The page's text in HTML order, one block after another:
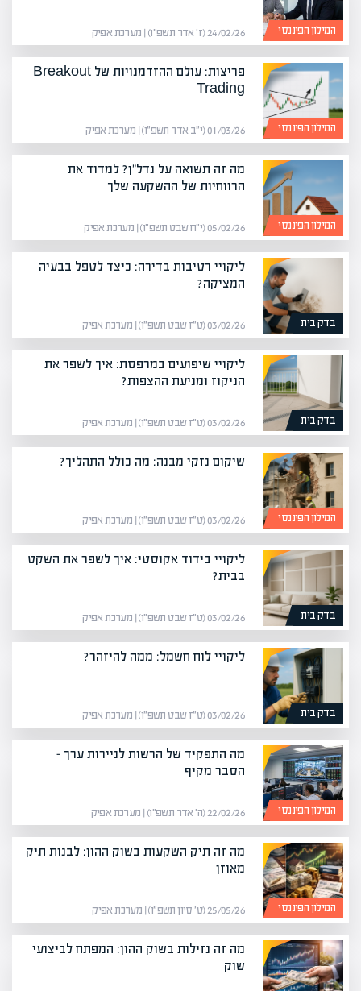
המילון הפיננסי 24/02/26 (ז׳ אדר תשפ״ו) | מערכת אפיק
המילון הפיננסי
פריצות: עולם ההזדמנויות של Breakout
Trading
01/03/26 (י״ב אדר תשפ״ו) | מערכת אפיק
המילון הפיננסי
מה זה תשואה על נדל"ן? למדוד את
הרווחיות של ההשקעה שלך
05/02/26 (י״ח שבט תשפ״ו) | מערכת אפיק
בדק בית
ליקויי רטיבות בדירה: כיצד לטפל בבעיה
המציקה?
03/02/26 (ט״ז שבט תשפ״ו) | מערכת אפיק
בדק בית
ליקויי שיפועים במרפסת: איך לשפר את
הניקוז ומניעת ההצפות?
03/02/26 (ט״ז שבט תשפ״ו) | מערכת אפיק
המילון הפיננסי
שיקום נזקי מבנה: מה כולל התהליך?
03/02/26 (ט״ז שבט תשפ״ו) | מערכת אפיק
בדק בית
ליקויי בידוד אקוסטי: איך לשפר את השקט
בבית?
03/02/26 (ט״ז שבט תשפ״ו) | מערכת אפיק
בדק בית
ליקויי לוח חשמל: ממה להיזהר?
03/02/26 (ט״ז שבט תשפ״ו) | מערכת אפיק
המילון הפיננסי
מה התפקיד של הרשות לניירות ערך –
הסבר מקיף
22/02/26 (ה׳ אדר תשפ״ו) | מערכת אפיק
המילון הפיננסי
מה זה תיק השקעות בשוק ההון: לבנות תיק
מאוזן
25/05/26 (ט׳ סיון תשפ״ו) | מערכת אפיק
מה זה נזילות בשוק ההון: המפתח לביצועי
שוק